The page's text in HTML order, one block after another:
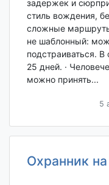
задержек и
стиль вождения,
сложные
не шаблонный:
подстраиваться.
25 дней. ·
можно принять...
5
Охранник